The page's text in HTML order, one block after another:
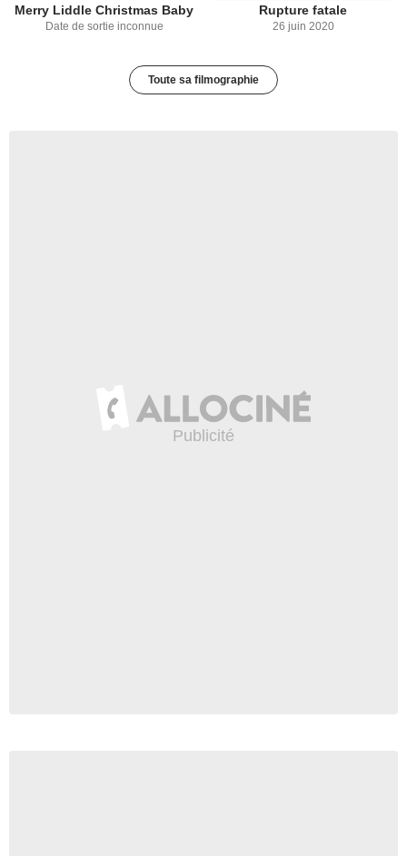
Merry Liddle Christmas Baby
Date de sortie inconnue
Rupture fatale
26 juin 2020
Toute sa filmographie